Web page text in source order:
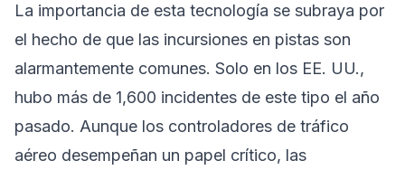
La importancia de esta tecnología se subraya por
el hecho de que las incursiones en pistas son
alarmantemente comunes. Solo en los EE. UU.,
hubo más de 1,600 incidentes de este tipo el año
pasado. Aunque los controladores de tráfico
aéreo desempeñan un papel crítico, las